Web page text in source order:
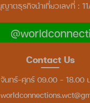
ญาตธุรกิจนำเที่ยวเลขที่ :
Contact Us
จันทร์-ศุกร์ 09.00 - 18.00